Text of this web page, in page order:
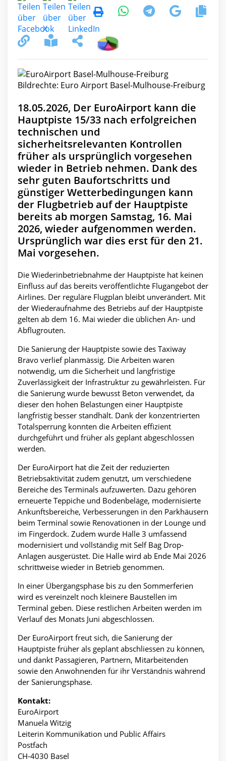
Bildrechte: Euro Airport Basel-Mulhouse-Freiburg
18.05.2026, Der EuroAirport kann die
Hauptpiste 15/33 nach erfolgreichen
technischen und
sicherheitsrelevanten Kontrollen
früher als ursprünglich vorgesehen
wieder in Betrieb nehmen. Dank des
sehr guten Baufortschritts und
günstiger Wetterbedingungen kann
der Flugbetrieb auf der Hauptpiste
bereits ab morgen Samstag, 16. Mai
2026, wieder aufgenommen werden.
Ursprünglich war dies erst für den 21.
Mai vorgesehen.
Die Wiederinbetriebnahme der Hauptpiste hat keinen
Einfluss auf das bereits veröffentlichte Flugangebot der
Airlines. Der reguläre Flugplan bleibt unverändert. Mit
der Wiederaufnahme des Betriebs auf der Hauptpiste
gelten ab dem 16. Mai wieder die üblichen An- und
Abflugrouten.
Die Sanierung der Hauptpiste sowie des Taxiway
Bravo verlief planmässig. Die Arbeiten waren
notwendig, um die Sicherheit und langfristige
Zuverlässigkeit der Infrastruktur zu gewährleisten. Für
die Sanierung wurde bewusst Beton verwendet, da
dieser den hohen Belastungen einer Hauptpiste
langfristig besser standhält. Dank der konzentrierten
Totalsperrung konnten die Arbeiten effizient
durchgeführt und früher als geplant abgeschlossen
werden.
Der EuroAirport hat die Zeit der reduzierten
Betriebsaktivität zudem genutzt, um verschiedene
Bereiche des Terminals aufzuwerten. Dazu gehören
erneuerte Teppiche und Bodenbeläge, modernisierte
Ankunftsbereiche, Verbesserungen in den Parkhäusern
beim Terminal sowie Renovationen in der Lounge und
im Fingerdock. Zudem wurde Halle 3 umfassend
modernisiert und vollständig mit Self Bag Drop-
Anlagen ausgerüstet. Die Halle wird ab Ende Mai 2026
schrittweise wieder in Betrieb genommen.
In einer Übergangsphase bis zu den Sommerferien
wird es vereinzelt noch kleinere Baustellen im
Terminal geben. Diese restlichen Arbeiten werden im
Verlauf des Monats Juni abgeschlossen.
Der EuroAirport freut sich, die Sanierung der
Hauptpiste früher als geplant abschliessen zu können,
und dankt Passagieren, Partnern, Mitarbeitenden
sowie den Anwohnenden für ihr Verständnis während
der Sanierungsphase.
Kontakt:
EuroAirport
Manuela Witzig
Leiterin Kommunikation und Public Affairs
Postfach
CH-4030 Basel